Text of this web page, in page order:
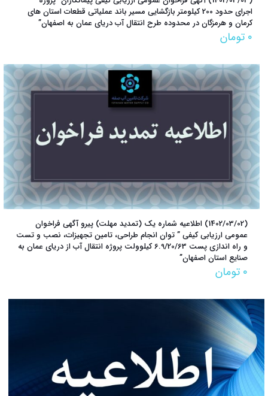
اجرای حدود 200 کیلومتر بازگشایی مسیر باند عملیاتی قطعات استان های
کرمان و هرمزگان در محدوده طرح انتقال آب دریای عمان به اصفهان”
۰ تومان
(1402/03/02) اطلاعیه شماره یک (تمدید مهلت) پیرو آگهی فراخوان
عمومی ارزیابی کیفی ” توان انجام طراحی، تامین تجهیزات، نصب و تست
و راه اندازی پست 6.9/20/63 کیلوولت پروژه انتقال آب از دریای عمان به
صنایع استان اصفهان”
۰ تومان